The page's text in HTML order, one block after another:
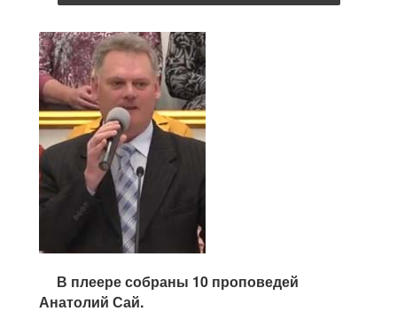
В плеере собраны 10 проповедей
Анатолий Сай.